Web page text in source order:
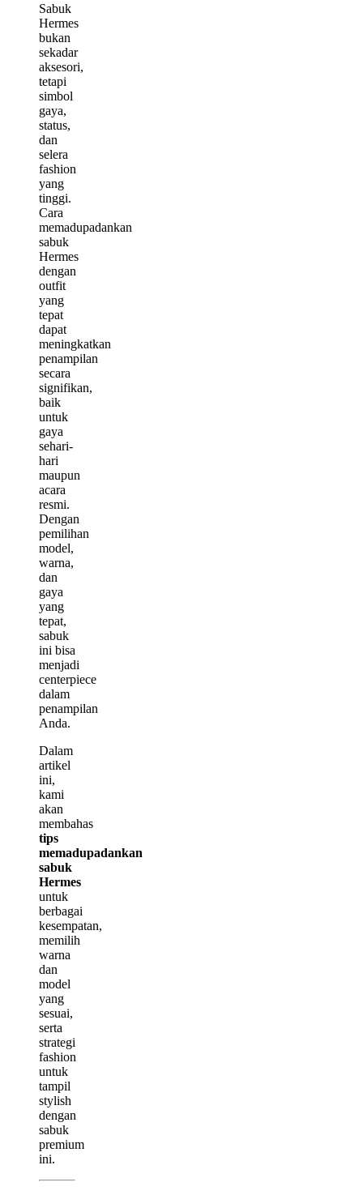
Sabuk
Hermes
bukan
sekadar
aksesori,
tetapi
simbol
gaya,
status,
dan
selera
fashion
yang
tinggi.
Cara
memadupadankan
sabuk
Hermes
dengan
outfit
yang
tepat
dapat
meningkatkan
penampilan
secara
signifikan,
baik
untuk
gaya
sehari-
hari
maupun
acara
resmi.
Dengan
pemilihan
model,
warna,
dan
gaya
yang
tepat,
sabuk
ini bisa
menjadi
centerpiece
dalam
penampilan
Anda.
Dalam
artikel
ini,
kami
akan
membahas
tips
memadupadankan
sabuk
Hermes
untuk
berbagai
kesempatan,
memilih
warna
dan
model
yang
sesuai,
serta
strategi
fashion
untuk
tampil
stylish
dengan
sabuk
premium
ini.